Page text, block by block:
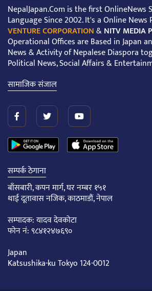
NepalJapan.Com is the first OnlineNews
Language Since 2002. It's a Online
VENTURE CORPORATION&NITV MEDIA
Operational Offices are Based in Japan
News & Activity of Nepalese Diaspora
Political News, Social Affairs &
सामाजिक संजाल
सम्पर्क ठेगाना
बाँसबारी, कपन मार्ग, घर नम्बर १५१
थाई दूतावास नजिक, काठमाडौं, नेपाल
सम्पादक: यादव देवकोटा
फोन नं: ९८४१२४७६९०
Japan
Katsushika-ku Tokyo 124-0012